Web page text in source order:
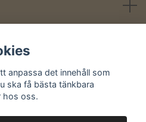
anpassa det innehåll som
ska få bästa tänkbara
hos oss.